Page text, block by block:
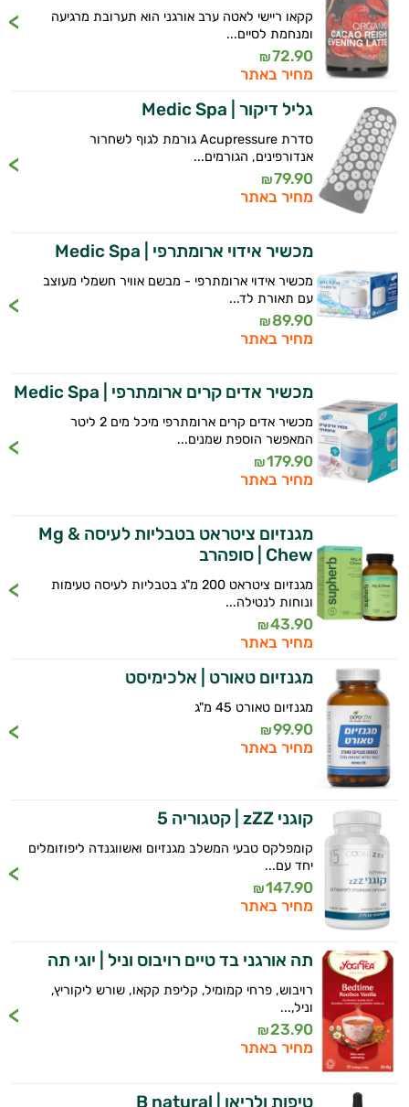
קקאו ריישי לאטה ערב אורגני הוא תערובת מרגיעה
ומנחמת לסיים...
72.90
₪
מחיר באתר
גליל דיקור | Medic Spa
סדרת Acupressure גורמת לגוף לשחרור
אנדורפינים, הגורמים...
79.90
₪
מחיר באתר
מכשיר אידוי ארומתרפי | Medic Spa
מכשיר אידוי ארומתרפי - מבשם אוויר חשמלי מעוצב
עם תאורת לד...
89.90
₪
מחיר באתר
מכשיר אדים קרים ארומתרפי | Medic Spa
מכשיר אדים קרים ארומתרפי מיכל מים 2 ליטר
המאפשר הוספת שמנים...
179.90
₪
מחיר באתר
מגנזיום ציטראט בטבליות לעיסה Mg &
Chew | סופהרב
מגנזיום ציטראט 200 מ"ג בטבליות לעיסה טעימות
ונוחות לנטילה...
43.90
₪
מחיר באתר
מגנזיום טאורט | אלכימיסט
מגנזיום טאורט 45 מ"ג
99.90
₪
מחיר באתר
קוגני zZZ | קטגוריה 5
קומפלקס טבעי המשלב מגנזיום ואשווגנדה ליפוזומלים
יחד עם...
147.90
₪
מחיר באתר
תה אורגני בד טיים רויבוס וניל | יוגי תה
רויבוש, פרחי קמומיל, קליפת קקאו, שורש ליקוריץ,
וניל,...
23.90
₪
מחיר באתר
טיפות ולריאן | B natural